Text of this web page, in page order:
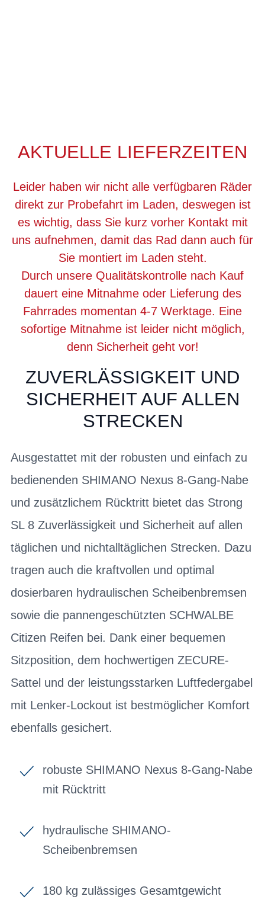
AKTUELLE LIEFERZEITEN
Leider haben wir nicht alle verfügbaren Räder
direkt zur Probefahrt im Laden, deswegen ist
es wichtig, dass Sie kurz vorher Kontakt mit
uns aufnehmen, damit das Rad dann auch für
Sie montiert im Laden steht.
Durch unsere Qualitätskontrolle nach Kauf
dauert eine Mitnahme oder Lieferung des
Fahrrades momentan 4-7 Werktage. Eine
sofortige Mitnahme ist leider nicht möglich,
denn Sicherheit geht vor!
ZUVERLÄSSIGKEIT UND
SICHERHEIT AUF ALLEN
STRECKEN
Ausgestattet mit der robusten und einfach zu
bedienenden SHIMANO Nexus 8-Gang-Nabe
und zusätzlichem Rücktritt bietet das Strong
SL 8 Zuverlässigkeit und Sicherheit auf allen
täglichen und nichtalltäglichen Strecken. Dazu
tragen auch die kraftvollen und optimal
dosierbaren hydraulischen Scheibenbremsen
sowie die pannengeschützten SCHWALBE
Citizen Reifen bei. Dank einer bequemen
Sitzposition, dem hochwertigen ZECURE-
Sattel und der leistungsstarken Luftfedergabel
mit Lenker-Lockout ist bestmöglicher Komfort
ebenfalls gesichert.
robuste SHIMANO Nexus 8-Gang-Nabe
mit Rücktritt
hydraulische SHIMANO-
Scheibenbremsen
180 kg zulässiges Gesamtgewicht